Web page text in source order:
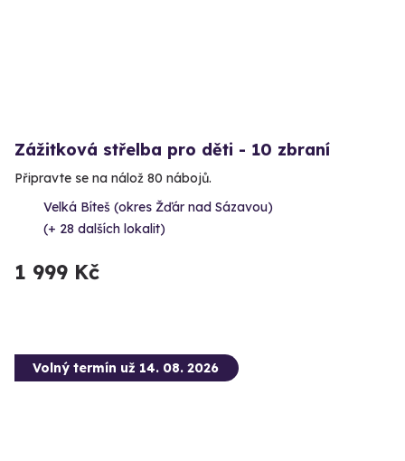
Zážitková střelba pro děti - 10 zbraní
Připravte se na nálož 80 nábojů.
Velká Bíteš (okres Žďár nad Sázavou)
(+ 28 dalších lokalit)
1 999 Kč
Volný termín už 14. 08. 2026